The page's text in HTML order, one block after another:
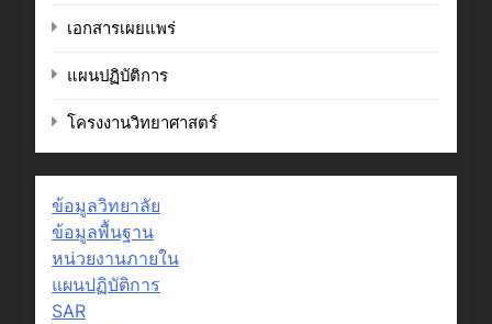
เอกสารเผยแพร่
แผนปฏิบัติการ
โครงงานวิทยาศาสตร์
ข้อมูลวิทยาลัย
ข้อมูลพื้นฐาน
หน่วยงานภายใน
แผนปฏิบัติการ
SAR